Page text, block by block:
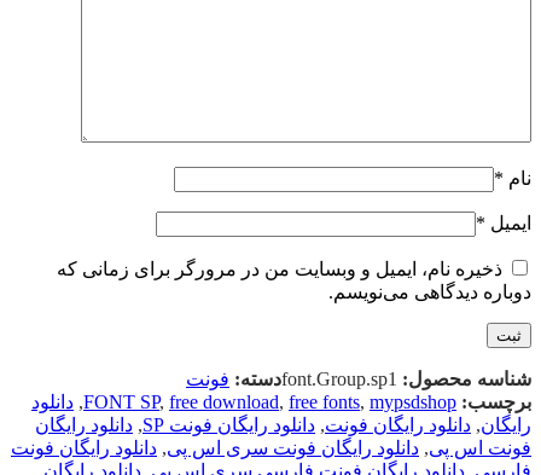
نام *
ایمیل *
ذخیره نام، ایمیل و وبسایت من در مرورگر برای زمانی که
دوباره دیدگاهی می‌نویسم.
شناسه محصول: font.Group.sp1دسته: فونت
برچسب:
FONT SP, free download, free fonts, mypsdshop
, دانلود
رایگان, دانلود رایگان فونت, دانلود رایگان فونت SP , دانلود رایگان
فونت اس پی, دانلود رایگان فونت سری اس پی, دانلود رایگان فونت